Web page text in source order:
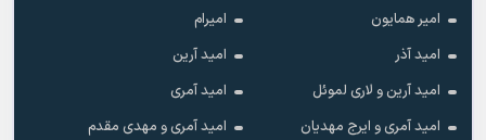
امیر همایون
امیرام
امید آذر
امید آرین
امید آرین و لاری لموئل
امید آمری
امید آمری و ایرج مهدیان
امید آمری و مهدی مقدم